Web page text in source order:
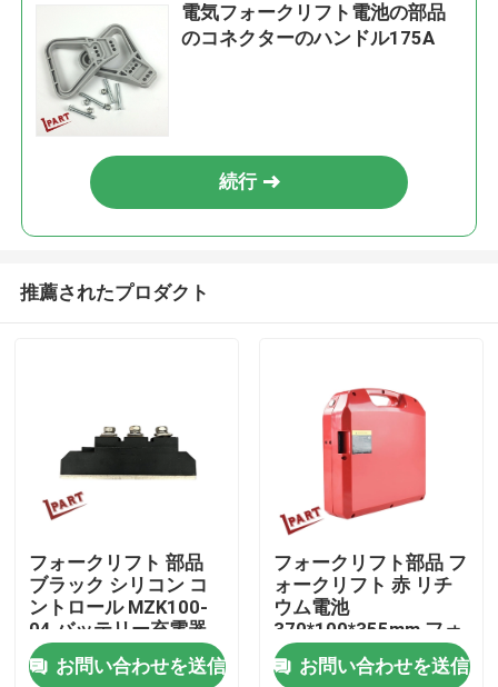
ホーム
電気フォークリフト電池の部品
のコネクターのハンドル175A
続行
推薦されたプロダクト
フォークリフト 部品
ブラック シリコン コ
ントロール MZK100-
04 バッテリー充電器
お問い合わせを送信
フォークリフト部品 フ
ォークリフト 赤 リチ
ウム電池
370*100*355mm フォ
ークリフトトラック
Cbd15j-Li-S
お問い合わせを送信